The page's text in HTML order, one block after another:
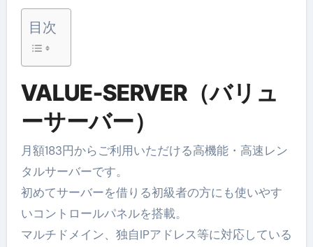
目次
VALUE-SERVER（バリュ
ーサーバー）
月額183円からご利用いただける高機能・高速レン
タルサーバーです。
初めてサーバーを借りる初級者の方にも使いやす
いコントロールパネルを搭載。
マルチドメイン、独自IPアドレス等に対応している